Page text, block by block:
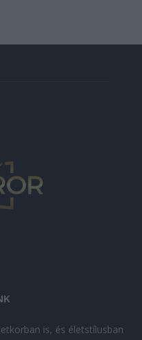
is, és életstílusban